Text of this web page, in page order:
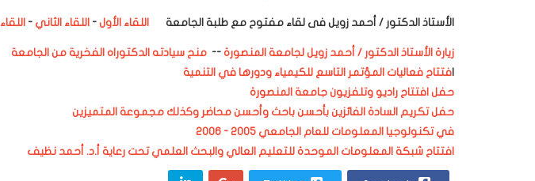
الأستاذ الدكتور / أحمد زويل فى لقاء مفتوح مع طلبة الجامعة اللقاء الأول - اللقاء الثاني - اللقاء
زيارة الأستاذ الدكتور / أحمد زويل لجامعة المنصورة -- منح سيادته الدكتوراه الفخرية من الجامعة
فتتاح فعاليات المؤتمر التاسع للكيمياء ودورها في التنمية
حفل افتتاح راديو وتلفزيون جامعة المنصورة
حفل تكريم السادة الفائزين بأحسن باحث وأحسن محاضر وكذلك مجموعة المتميزين
في تكنولوجيا المعلومات للعام الجامعي 2005 - 2006
افتتاح شبكة المعلومات الموحدة للتعليم العالي والبحث العلمي تحت رعاية أ.د. أحمد نظيف